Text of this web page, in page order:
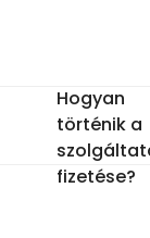
Hogyan
történik a
fizetése?